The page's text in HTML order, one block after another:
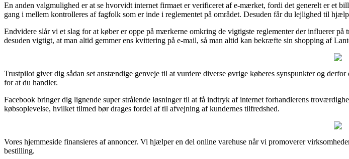
En anden valgmulighed er at se hvorvidt internet firmaet er verificeret af e-mærket, fordi det generelt er et
gang i mellem kontrolleres af fagfolk som er inde i reglementet på området. Desuden får du lejlighed til
Endvidere slår vi et slag for at køber er oppe på mærkerne omkring de vigtigste reglementer der influerer
desuden vigtigt, at man altid gemmer ens kvittering på e-mail, så man altid kan bekræfte sin shopping af
Trustpilot giver dig sådan set anstændige genveje til at vurdere diverse øvrige køberes synspunkter og
for at du handler.
Facebook bringer dig lignende super strålende løsninger til at få indtryk af internet forhandlerens
købsoplevelse, hvilket tilmed bør drages fordel af til afvejning af kundernes tilfredshed.
Vores hjemmeside finansieres af annoncer. Vi hjælper en del online varehuse når vi promoverer
bestilling.